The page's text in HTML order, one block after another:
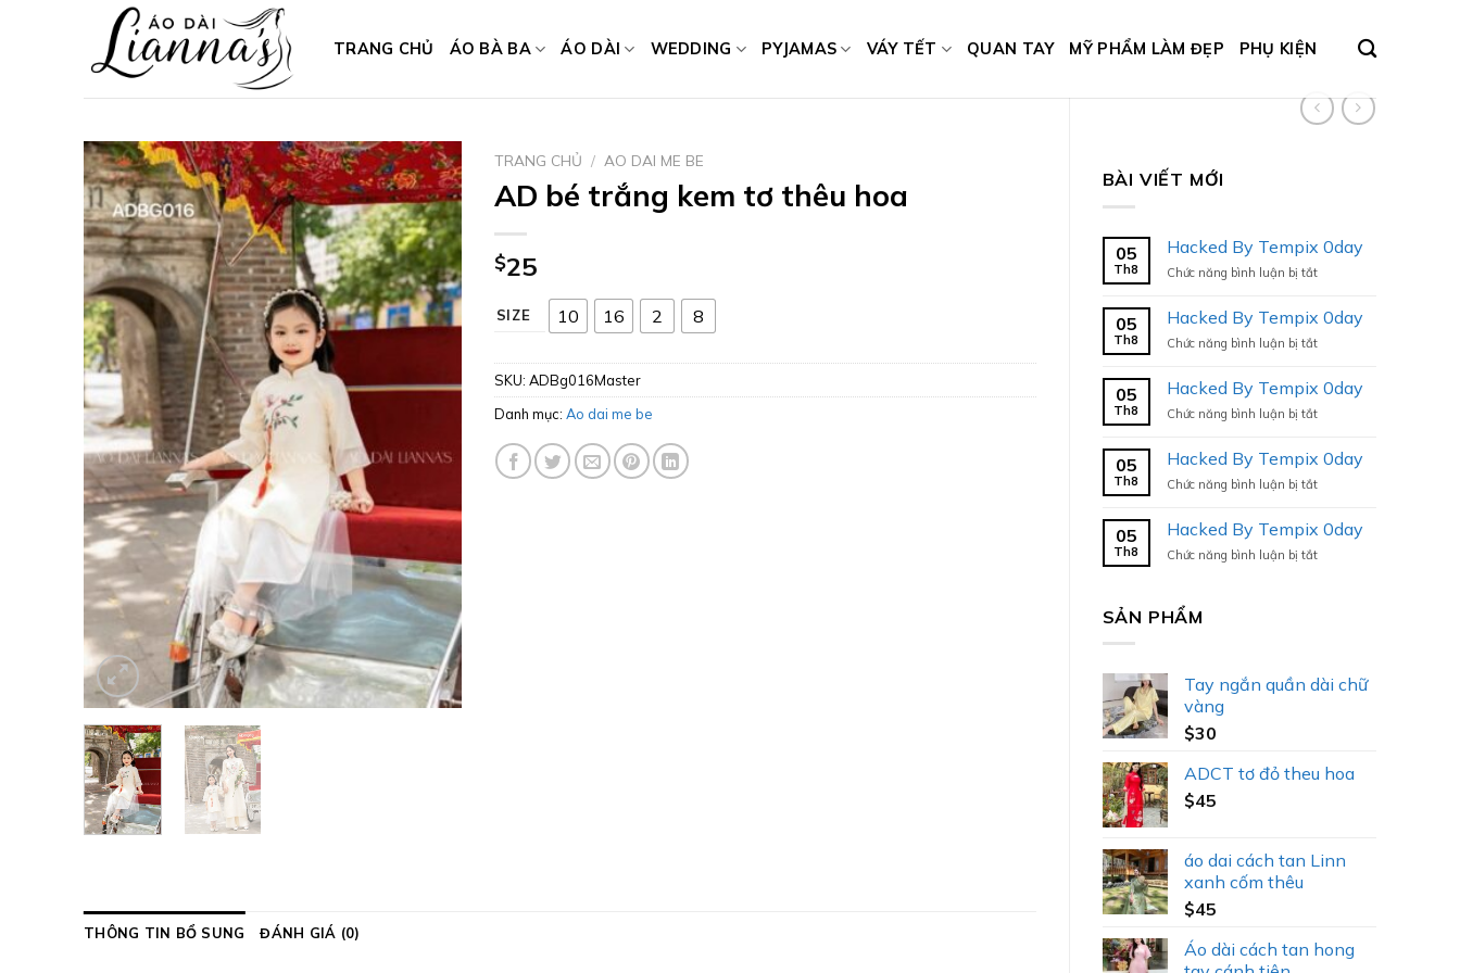
TRANG CHỦ ÁO BÀ BA ÁO DÀI WEDDING PYJAMAS VÁY TẾT QUAN TAY MỸ PHẨM LÀM ĐẸP PHỤ KIỆN
BÀI VIẾT MỚI
05
Th8
Hacked By Tempix 0day
Chức năng bình luận bị tắtở
Tempix
0day
05
Th8
Hacked By Tempix 0day
Chức năng bình luận bị tắtở
Tempix
0day
05
Th8
Hacked By Tempix 0day
Chức năng bình luận bị tắtở
Tempix
0day
05
Th8
Hacked By Tempix 0day
Chức năng bình luận bị tắtở
Tempix
0day
05
Th8
Hacked By Tempix 0day
Chức năng bình luận bị tắtở
SẢN PHẨM
Tay ngắn quần dài chữ
vàng
$30
ADCT tơ đỏ theu hoa
$45
áo dai cách tan Linn
xanh cốm thêu
$45
Áo dài cách tan hong
TRANG CHỦ / AO DAI ME BE
AD bé trắng kem tơ thêu hoa
$25
SIZE 10 16 2 8
SKU: ADBg016Master
Danh mục: Ao dai me be
THÔNG TIN BỔ SUNG ĐÁNH GIÁ (0)